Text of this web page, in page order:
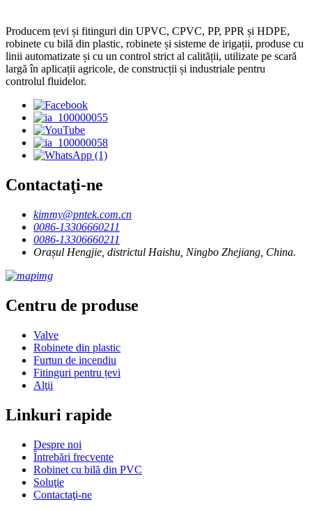
Producem țevi și fitinguri din UPVC, CPVC, PP, PPR și HDPE,
robinete cu bilă din plastic, robinete și sisteme de irigații, produse cu
linii automatizate și cu un control strict al calității, utilizate pe scară
largă în aplicații agricole, de construcții și industriale pentru
controlul fluidelor.
Contactaţi-ne
kimmy@pntek.com.cn
0086-13306660211
0086-13306660211
Orașul Hengjie, districtul Haishu, Ningbo Zhejiang, China.
Centru de produse
Valve
Robinete din plastic
Furtun de incendiu
Fitinguri pentru țevi
Alţii
Linkuri rapide
Despre noi
Întrebări frecvente
Robinet cu bilă din PVC
Soluţie
Contactaţi-ne